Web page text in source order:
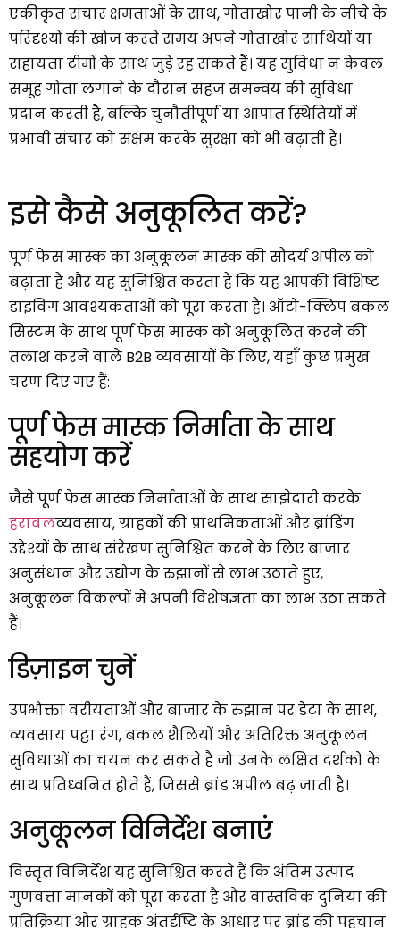
एकीकृत संचार क्षमताओं के साथ, गोताखोर पानी के नीचे के
परिदृश्यों की खोज करते समय अपने गोताखोर साथियों या
सहायता टीमों के साथ जुड़े रह सकते हैं। यह सुविधा न केवल
समूह गोता लगाने के दौरान सहज समन्वय की सुविधा
प्रदान करती है, बल्कि चुनौतीपूर्ण या आपात स्थितियों में
प्रभावी संचार को सक्षम करके सुरक्षा को भी बढ़ाती है।
इसे कैसे अनुकूलित करें?
पूर्ण फेस मास्क का अनुकूलन मास्क की सौंदर्य अपील को
बढ़ाता है और यह सुनिश्चित करता है कि यह आपकी विशिष्ट
डाइविंग आवश्यकताओं को पूरा करता है। ऑटो-क्लिप बकल
सिस्टम के साथ पूर्ण फेस मास्क को अनुकूलित करने की
तलाश करने वाले B2B व्यवसायों के लिए, यहाँ कुछ प्रमुख
चरण दिए गए हैं:
पूर्ण फेस मास्क निर्माता के साथ
सहयोग करें
जैसे पूर्ण फेस मास्क निर्माताओं के साथ साझेदारी करके
हरावलव्यवसाय, ग्राहकों की प्राथमिकताओं और ब्रांडिंग
उद्देश्यों के साथ संरेखण सुनिश्चित करने के लिए बाजार
अनुसंधान और उद्योग के रुझानों से लाभ उठाते हुए,
अनुकूलन विकल्पों में अपनी विशेषज्ञता का लाभ उठा सकते
हैं।
डिज़ाइन चुनें
उपभोक्ता वरीयताओं और बाजार के रुझान पर डेटा के साथ,
व्यवसाय पट्टा रंग, बकल शैलियों और अतिरिक्त अनुकूलन
सुविधाओं का चयन कर सकते हैं जो उनके लक्षित दर्शकों के
साथ प्रतिध्वनित होते हैं, जिससे ब्रांड अपील बढ़ जाती है।
अनुकूलन विनिर्देश बनाएं
विस्तृत विनिर्देश यह सुनिश्चित करते हैं कि अंतिम उत्पाद
गुणवत्ता मानकों को पूरा करता है और वास्तविक दुनिया की
प्रतिक्रिया और ग्राहक अंतर्दृष्टि के आधार पर ब्रांड की पहचान